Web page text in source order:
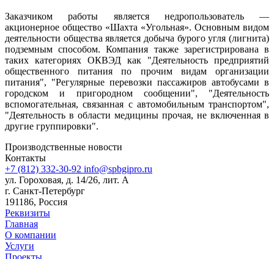
Заказчиком работы является недропользователь —
акционерное общество «Шахта «Угольная». Основным видом
деятельности общества является добыча бурого угля (лигнита)
подземным способом. Компания также зарегистрирована в
таких категориях ОКВЭД как "Деятельность предприятий
общественного питания по прочим видам организации
питания", "Регулярные перевозки пассажиров автобусами в
городском и пригородном сообщении", "Деятельность
вспомогательная, связанная с автомобильным транспортом",
"Деятельность в области медицины прочая, не включенная в
другие группировки".
Производственные новости
Контакты
+7 (812) 332-30-92 info@spbgipro.ru
ул. Гороховая, д. 14/26, лит. А
г. Санкт-Петербург
191186, Россия
Реквизиты
Главная
О компании
Услуги
Проекты